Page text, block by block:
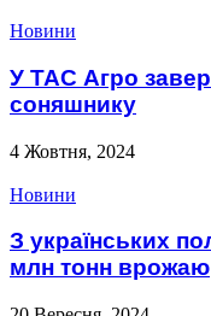
Новини
У ТАС Агро
соняшнику
4 Жовтня, 2024
Новини
З українських
млн тонн врожаю